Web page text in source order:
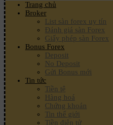
Trang chủ
Broker
List sàn forex uy tín
Đánh giá sàn Forex
Giấy phép sàn Forex
Bonus Forex
Deposit
No Deposit
Gửi Bonus mới
Tin tức
Tiền tệ
Hàng hoá
Chứng khoán
Tin thế giới
Tiền điện tử